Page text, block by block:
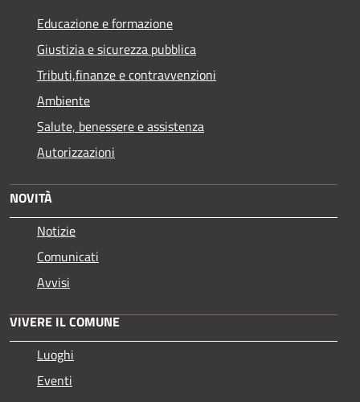
Educazione e formazione
Giustizia e sicurezza pubblica
Tributi,finanze e contravvenzioni
Ambiente
Salute, benessere e assistenza
Autorizzazioni
NOVITÀ
Notizie
Comunicati
Avvisi
VIVERE IL COMUNE
Luoghi
Eventi